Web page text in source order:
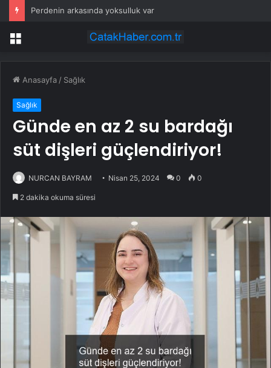
Perdenin arkasında yoksulluk var
Menü
Anasayfa / Sağlık
Sağlık
Günde en az 2 su bardağı
süt dişleri güçlendiriyor!
NURCAN BAYRAM Nisan 25, 2024 0 0
2 dakika okuma süresi